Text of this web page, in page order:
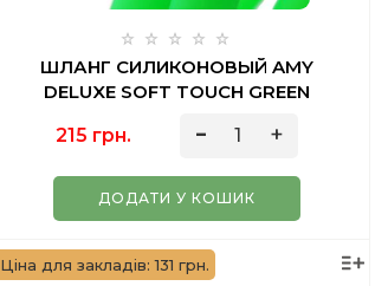
ШЛАНГ СИЛИКОНОВЫЙ AMY
DELUXE SOFT TOUCH GREEN
215 грн.
ДОДАТИ У КОШИК
Ціна для закладів: 131 грн.